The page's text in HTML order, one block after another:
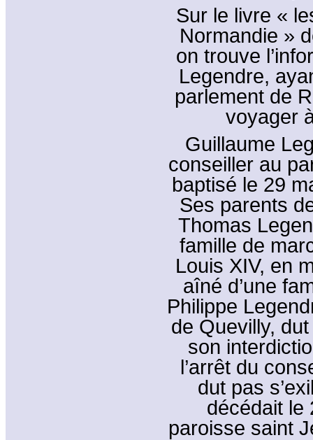
Sur le livre «
Normandie »
on trouve
Legendre,
parlement de
voyager
Guillaume
conseiller au
baptisé le 29
Ses parents
Thomas
famille de
Louis XIV, en
aîné d’une
Philippe
de Quevilly,
son
l’arrêt du
dut pas
décédait le
paroisse saint